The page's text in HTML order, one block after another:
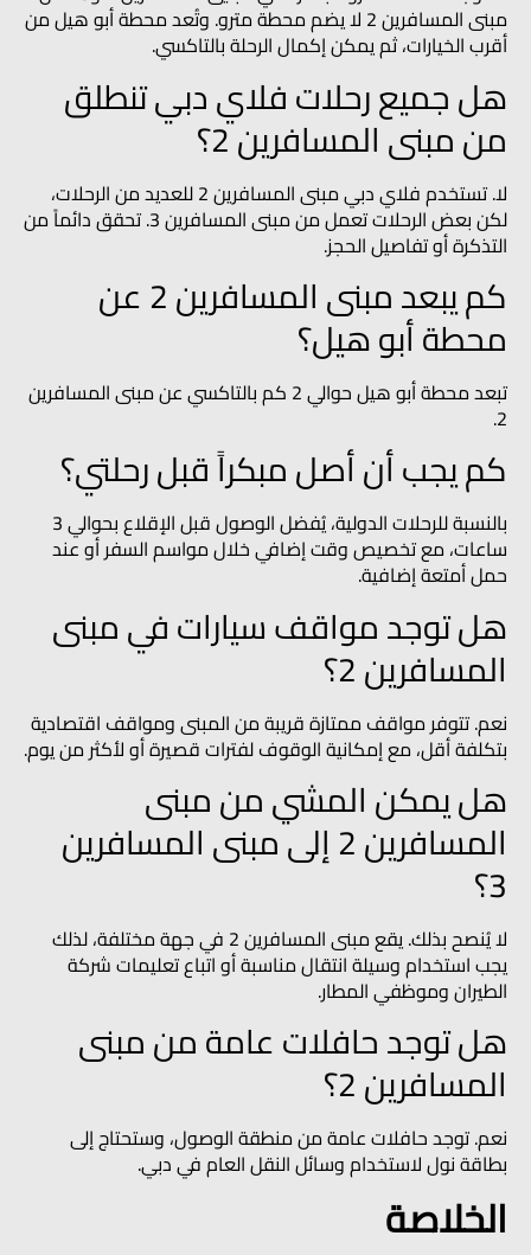
مبنى المسافرين 2 لا يضم محطة مترو. وتُعد محطة أبو هيل من
أقرب الخيارات، ثم يمكن إكمال الرحلة بالتاكسي.
هل جميع رحلات فلاي دبي تنطلق
من مبنى المسافرين 2؟
لا. تستخدم فلاي دبي مبنى المسافرين 2 للعديد من الرحلات،
لكن بعض الرحلات تعمل من مبنى المسافرين 3. تحقق دائماً من
التذكرة أو تفاصيل الحجز.
كم يبعد مبنى المسافرين 2 عن
محطة أبو هيل؟
تبعد محطة أبو هيل حوالي 2 كم بالتاكسي عن مبنى المسافرين
2.
كم يجب أن أصل مبكراً قبل رحلتي؟
بالنسبة للرحلات الدولية، يُفضل الوصول قبل الإقلاع بحوالي 3
ساعات، مع تخصيص وقت إضافي خلال مواسم السفر أو عند
حمل أمتعة إضافية.
هل توجد مواقف سيارات في مبنى
المسافرين 2؟
نعم. تتوفر مواقف ممتازة قريبة من المبنى ومواقف اقتصادية
بتكلفة أقل، مع إمكانية الوقوف لفترات قصيرة أو لأكثر من يوم.
هل يمكن المشي من مبنى
المسافرين 2 إلى مبنى المسافرين
3؟
لا يُنصح بذلك. يقع مبنى المسافرين 2 في جهة مختلفة، لذلك
يجب استخدام وسيلة انتقال مناسبة أو اتباع تعليمات شركة
الطيران وموظفي المطار.
هل توجد حافلات عامة من مبنى
المسافرين 2؟
نعم. توجد حافلات عامة من منطقة الوصول، وستحتاج إلى
بطاقة نول لاستخدام وسائل النقل العام في دبي.
الخلاصة